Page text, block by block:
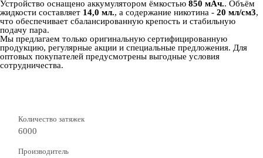
Устройство оснащено аккумулятором ёмкостью 850 мАч.. Объём
жидкости составляет 14,0 мл., а содержание никотина - 20 мл/см3,
что обеспечивает сбалансированную крепость и стабильную
подачу пара.
Мы предлагаем только оригинальную сертифицированную
продукцию, регулярные акции и специальные предложения. Для
оптовых покупателей предусмотрены выгодные условия
сотрудничества.
Количество затяжек
6000
Производитель